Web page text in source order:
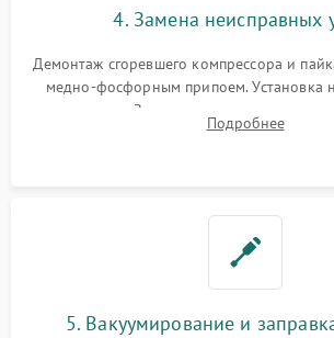
4. Замена неисправных
Демонтаж сгоревшего компрессора и
медно-фосфорным припоем. Установка
осушителя. Замена изношенных
сломанных заслонок или поврежденных
Подробнее
5. Вакуумирование и